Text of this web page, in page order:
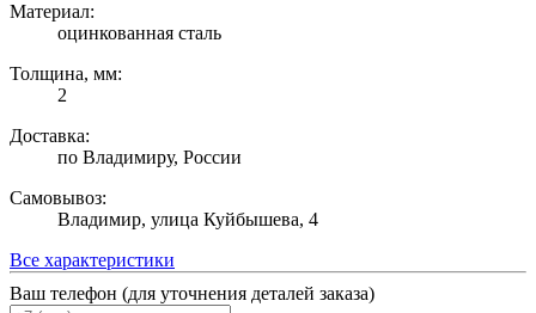
Материал:
оцинкованная сталь
Толщина, мм:
2
Доставка:
по Владимиру, России
Самовывоз:
Владимир, улица Куйбышева, 4
Все характеристики
Ваш телефон (для уточнения деталей заказа)